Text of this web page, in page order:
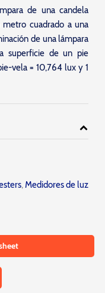
de una candela
cuadrado a una
de una lámpara
superficie de un pie
vela = 10,764 lux y 1
,Medidores de luz